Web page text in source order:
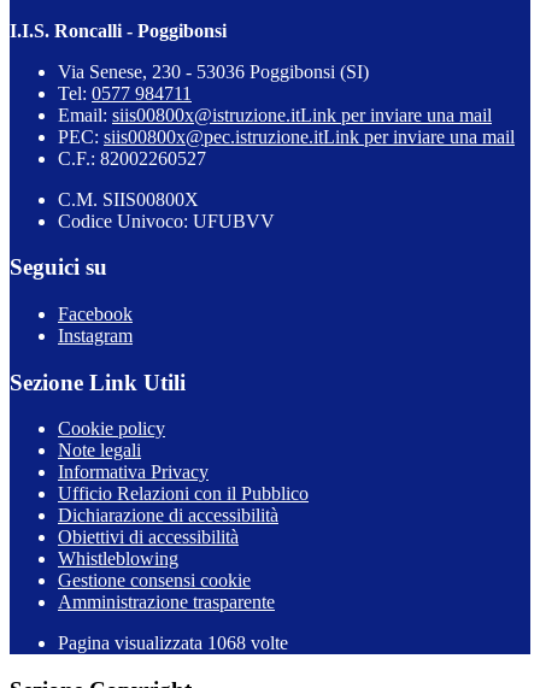
I.I.S. Roncalli - Poggibonsi
Via Senese, 230 - 53036 Poggibonsi (SI)
Tel: 0577 984711
Email: siis00800x@istruzione.itLink per inviare una mail
PEC: siis00800x@pec.istruzione.itLink per inviare una mail
C.F.: 82002260527
C.M. SIIS00800X
Codice Univoco: UFUBVV
Seguici su
Facebook
Instagram
Sezione Link Utili
Cookie policy
Note legali
Informativa Privacy
Ufficio Relazioni con il Pubblico
Dichiarazione di accessibilità
Obiettivi di accessibilità
Whistleblowing
Gestione consensi cookie
Amministrazione trasparente
Pagina visualizzata 1068 volte